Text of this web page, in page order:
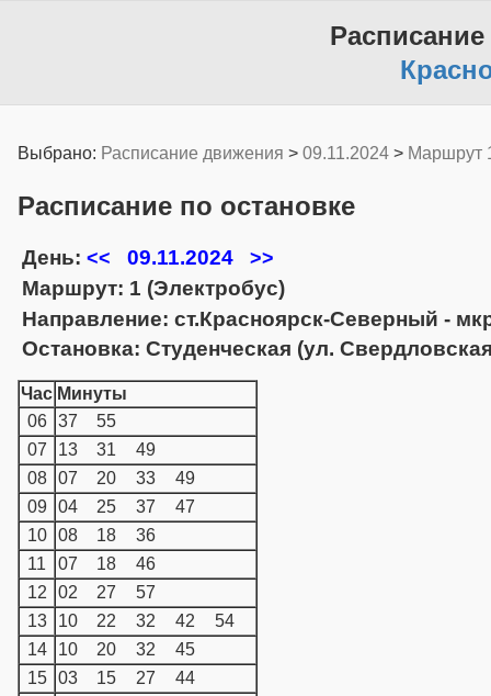
Выбрано: Расписание движения > 09.11.2024 > Маршрут
Расписание по остановке
День: << 09.11.2024 >>
Маршрут: 1 (Электробус)
Направление: ст.Красноярск-Северный -
Остановка: Студенческая (ул.
Час Минуты
06
37
55
07
13 31
49
08
07 20 33
49
09
04 25 37
47
10
08 18
36
11
07 18
46
12
02 27
57
13
10 22 32 42
54
14
10 20 32
45
15
03 15 27
44